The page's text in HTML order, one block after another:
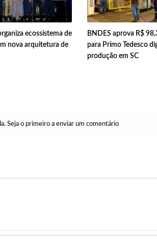
ecossistema de
nova arquitetura de
BNDES aprova R$
para Primo Tedesco
produção em SC
Seja o primeiro a enviar um comentário